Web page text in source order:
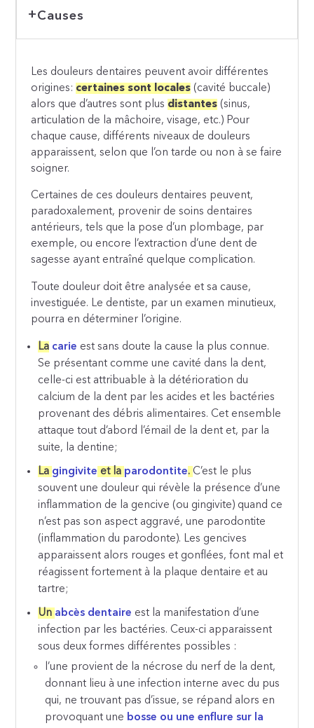
Causes
Les douleurs dentaires peuvent avoir différentes
origines: certaines sont locales (cavité buccale)
alors que d’autres sont plus distantes (sinus,
articulation de la mâchoire, visage, etc.) Pour
chaque cause, différents niveaux de douleurs
apparaissent, selon que l’on tarde ou non à se faire
soigner.
Certaines de ces douleurs dentaires peuvent,
paradoxalement, provenir de soins dentaires
antérieurs, tels que la pose d’un plombage, par
exemple, ou encore l’extraction d’une dent de
sagesse ayant entraîné quelque complication.
Toute douleur doit être analysée et sa cause,
investiguée. Le dentiste, par un examen minutieux,
pourra en déterminer l’origine.
La carie est sans doute la cause la plus connue.
Se présentant comme une cavité dans la dent,
celle-ci est attribuable à la détérioration du
calcium de la dent par les acides et les bactéries
provenant des débris alimentaires. Cet ensemble
attaque tout d’abord l’émail de la dent et, par la
suite, la dentine;
La gingivite et la parodontite. C’est le plus
souvent une douleur qui révèle la présence d’une
inflammation de la gencive (ou gingivite) quand ce
n’est pas son aspect aggravé, une parodontite
(inflammation du parodonte). Les gencives
apparaissent alors rouges et gonflées, font mal et
réagissent fortement à la plaque dentaire et au
tartre;
Un abcès dentaire est la manifestation d’une
infection par les bactéries. Ceux-ci apparaissent
sous deux formes différentes possibles :
l’une provient de la nécrose du nerf de la dent,
donnant lieu à une infection interne avec du pus
qui, ne trouvant pas d’issue, se répand alors en
provoquant une bosse ou une enflure sur la